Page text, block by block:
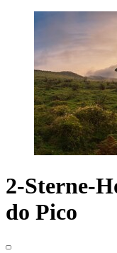
2-Sterne-
do Pico